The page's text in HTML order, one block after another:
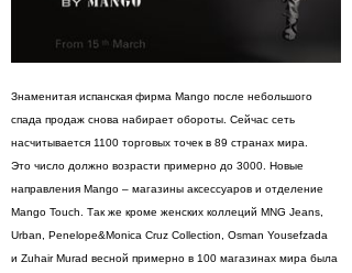
Знаменитая испанская фирма Mango после небольшого
спада продаж снова набирает обороты. Сейчас сеть
насчитывается 1100 торговых точек в 89 странах мира.
Это число должно возрасти примерно до 3000. Новые
направления Mango – магазины аксессуаров и отделение
Mango Touch. Так же кроме женских коллеций MNG Jeans,
Urban, Penelope&Monica Cruz Collection, Osman Yousefzada
и Zuhair Murad весной примерно в 100 магазинах мира была